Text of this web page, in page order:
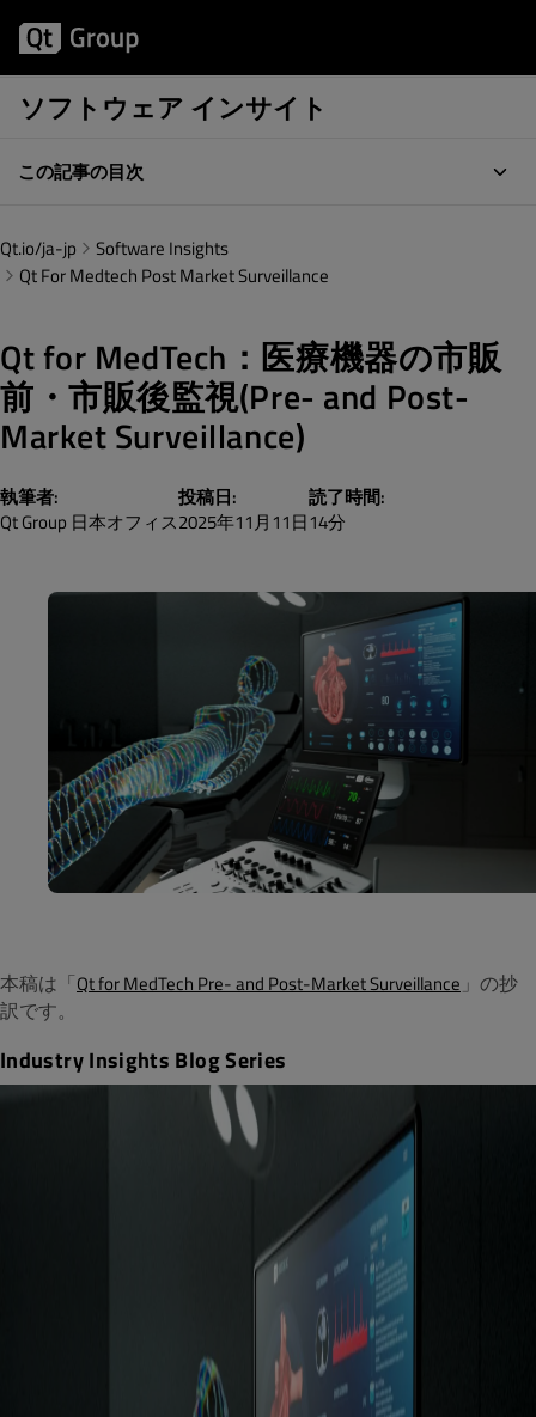
ソフトウェア インサイト
この記事の目次
Qt.io/ja-jp
Software Insights
Qt For Medtech Post Market Surveillance
Qt for MedTech：医療機器の市販
前・市販後監視(Pre- and Post-
Market Surveillance)
執筆者:
Qt Group 日本オフィス
投稿日:
2025年11月11日
読了時間:
14分
本稿は「Qt for MedTech Pre- and Post-Market Surveillance 」の抄
訳です。
Industry Insights Blog Series